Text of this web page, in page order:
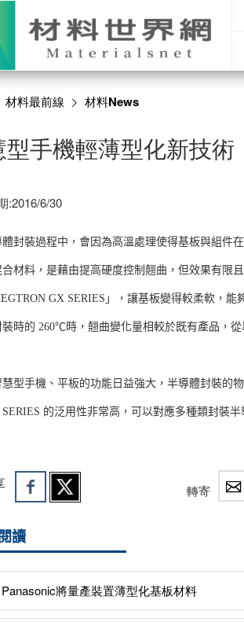
材料最前線 材料News
型手機輕薄型化新技術
:2016/6/30
封裝過程中，會因為高溫處理使得基板與組件
合材料，是藉由提高硬度控制翹曲，但效果有限
GX SERIES」，讓基板變得較柔軟，
時的 260℃時，翹曲變化量相較於既有產品，從
慧型手機、平板的功能日益強大，半導體封裝的
SERIES 的泛用性非常高，可以對應多種類封裝
轉寄
讀
Panasonic將量產裝置薄型化基板材料